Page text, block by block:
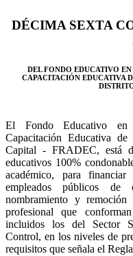
DÉCIMA SEXTA
DEL FONDO EDUCATIVO
CAPACITACIÓN EDUCATIVA
El Fondo Educativo en
Capacitación Educativa
Capital - FRADEC, está
educativos 100%
académico, para
empleados públicos
nombramiento y
profesional que
incluidos los del Sector
Control, en los niveles de
requisitos que señala el